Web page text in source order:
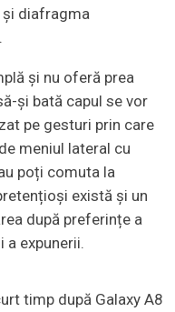
diafragma
și nu oferă prea
și bată capul se vor
pe gesturi prin care
meniul lateral cu
poți comuta la
există și un
după preferințe a
a expunerii.
timp după Galaxy A8